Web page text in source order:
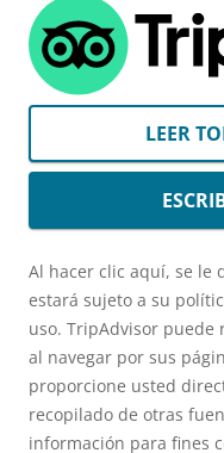
LEER
Al hacer clic aquí, se le
estará sujeto a su
uso. TripAdvisor
al navegar por sus
proporcione usted
recopilado de otras
información para fines